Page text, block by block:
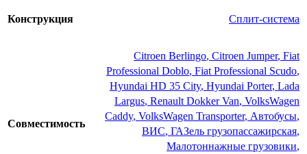
Конструкция Сплит-система
Совместимость
Citroen Berlingo, Citroen Jumper, Fiat
Professional Doblo, Fiat Professional Scudo,
Hyundai HD 35 City, Hyundai Porter, Lada
Largus, Renault Dokker Van, VolksWagen
Caddy, VolksWagen Transporter, Автобусы,
ВИС, ГАЗель грузопассажирская,
Малотоннажные грузовики,